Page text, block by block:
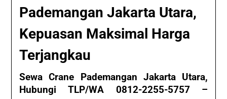
Pademangan Jakarta Utara,
Kepuasan Maksimal Harga
Terjangkau
Sewa Crane Pademangan Jakarta Utara,
Hubungi TLP/WA 0812-2255-5757 –